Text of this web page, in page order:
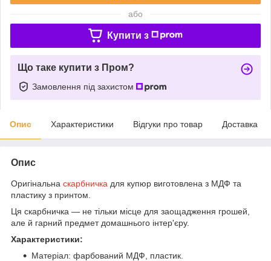
або
Купити з
Що таке купити з Пром?
Замовлення під захистом
Опис Характеристики Відгуки про товар Доставка
Опис
Оригінальна скарбничка для купюр виготовлена з МДФ та
пластику з принтом.
Ця скарбничка — не тільки місце для заощадження грошей,
але й гарний предмет домашнього інтер'єру.
Характеристики:
Матеріал: фарбований МДФ, пластик.